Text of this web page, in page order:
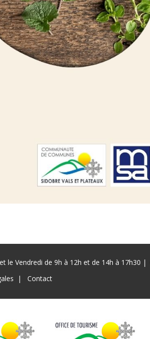
le Vendredi de 9h à 12h et de 14h à 17h30 |
Contact